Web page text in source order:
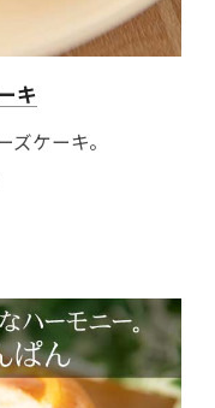
キ
ケーキ。